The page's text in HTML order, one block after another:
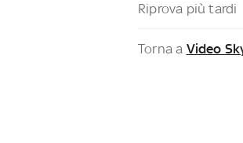
Riprova più tardi
Torna a Video